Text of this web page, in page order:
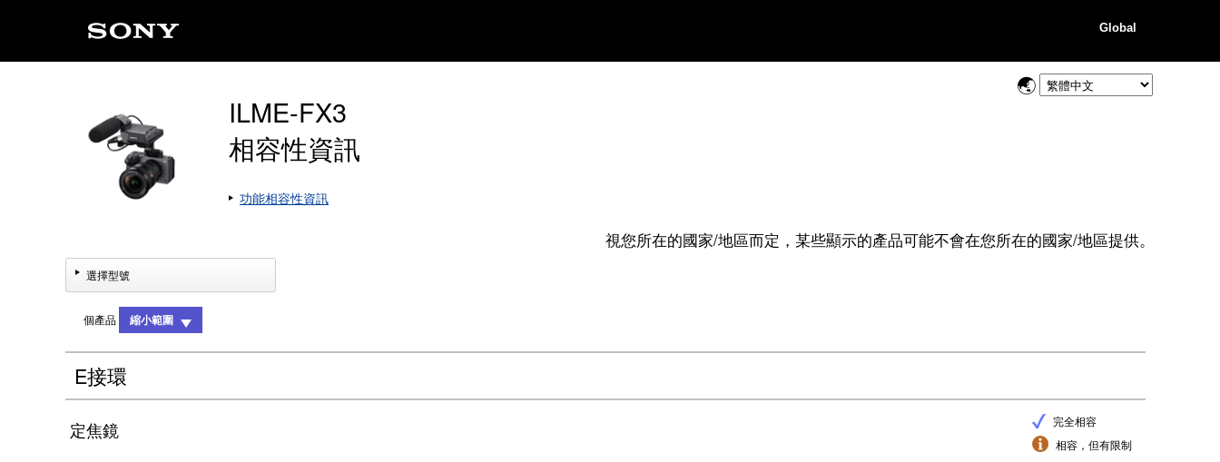
Global
ILME-FX3
相容性資訊
功能相容性資訊
視您所在的國家/地區而定，某些顯示的產品可能不會在您所在的國家/地區提供。
選擇型號
個產品 縮小範圍
E接環
完全相容
相容，但有限制
定焦鏡